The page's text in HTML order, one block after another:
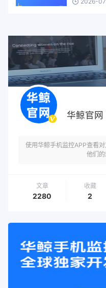
华鲸官网
使用华鲸手机监控APP查看
他们的
文章
2280
收藏
2